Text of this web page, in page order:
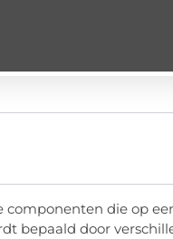
componenten die op
bepaald door